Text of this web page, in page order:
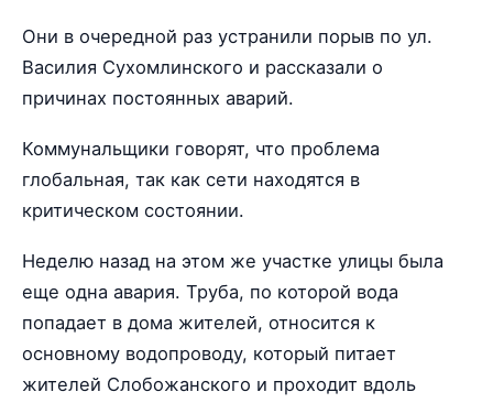
Они в очередной раз устранили порыв по ул.
Василия Сухомлинского и рассказали о
причинах постоянных аварий.
Коммунальщики говорят, что проблема
глобальная, так как сети находятся в
критическом состоянии.
Неделю назад на этом же участке улицы была
еще одна авария. Труба, по которой вода
попадает в дома жителей, относится к
основному водопроводу, который питает
жителей Слобожанского и проходит вдоль